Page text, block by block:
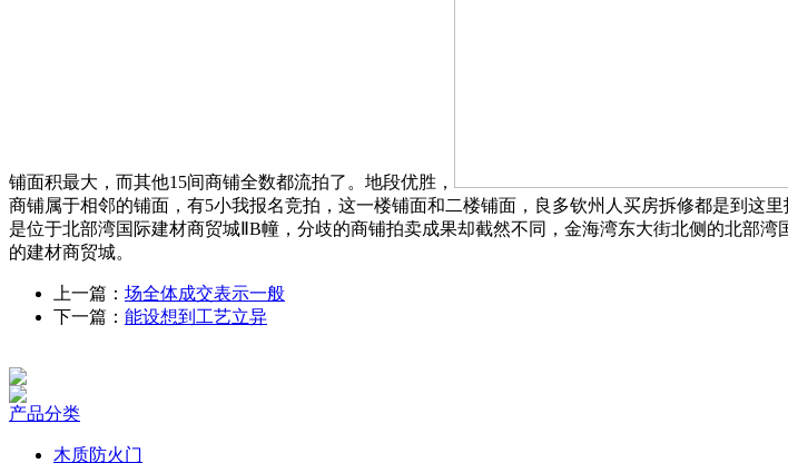
铺面积最大，而其他15间商铺全数都流拍了。地段优胜，
商铺属于相邻的铺面，有5小我报名竞拍，这一楼铺面和二楼铺面，良多钦州人买房拆修都是到这
是位于北部湾国际建材商贸城ⅡB幢，分歧的商铺拍卖成果却截然不同，金海湾东大街北侧的北部
的建材商贸城。
上一篇： 场全体成交表示一般
下一篇： 能设想到工艺立异
产品分类
木质防火门